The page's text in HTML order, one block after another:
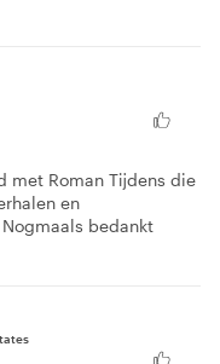
met Roman Tijdens die
en
bedankt